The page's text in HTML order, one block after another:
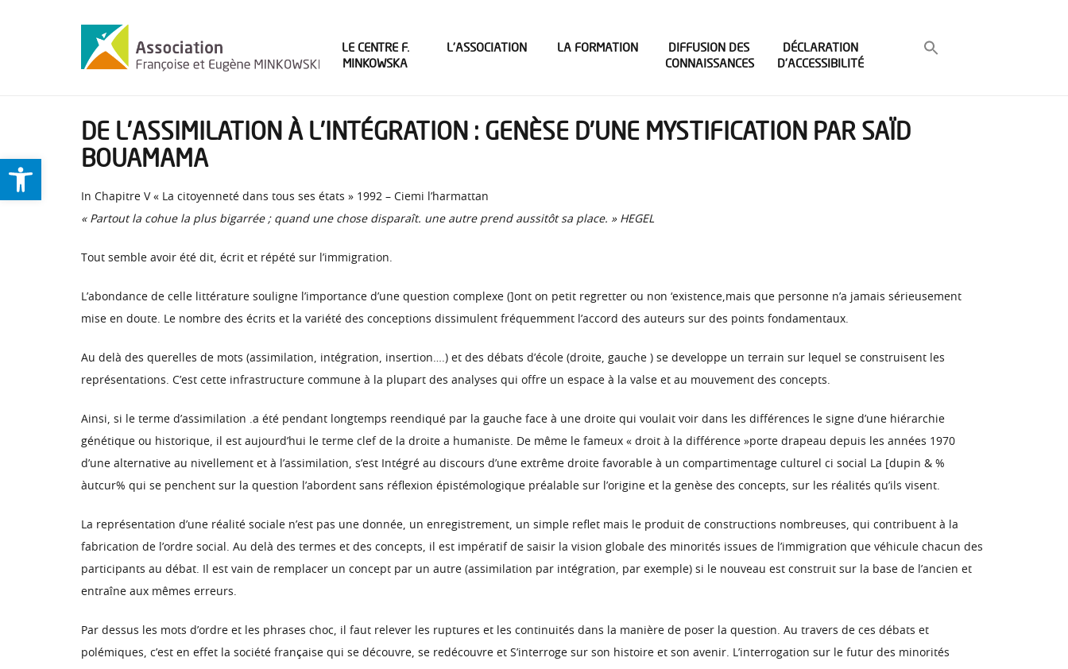
Ouvrir la barre d’outils
LE CENTRE F.
MINKOWSKA
L’ASSOCIATION LA FORMATION
DIFFUSION DES
CONNAISSANCES
DÉCLARATION
D’ACCESSIBILITÉ
DE L’ASSIMILATION À L’INTÉGRATION : GENÈSE D’UNE MYSTIFICATION PAR SAÏD
BOUAMAMA
In Chapitre V « La citoyenneté dans tous ses états » 1992 – Ciemi l’harmattan
« Partout la cohue la plus bigarrée ; quand une chose disparaît. une autre prend aussitôt sa place. » HEGEL
Tout semble avoir été dit, écrit et répété sur l’immigration.
L’abondance de celle littérature souligne l’importance d’une question complexe (]ont on petit regretter ou non ‘existence,mais que personne n’a jamais sérieusement
mise en doute. Le nombre des écrits et la variété des conceptions dissimulent fréquemment l’accord des auteurs sur des points fondamentaux.
Au delà des querelles de mots (assimilation, intégration, insertion….) et des débats d’école (droite, gauche ) se developpe un terrain sur lequel se construisent les
représentations. C’est cette infrastructure commune à la plupart des analyses qui offre un espace à la valse et au mouvement des concepts.
Ainsi, si le terme d’assimilation .a été pendant longtemps reendiqué par la gauche face à une droite qui voulait voir dans les différences le signe d’une hiérarchie
génétique ou historique, il est aujourd’hui le terme clef de la droite a humaniste. De même le fameux « droit à la différence »porte drapeau depuis les années 1970
d’une alternative au nivellement et à l’assimilation, s’est Intégré au discours d’une extrême droite favorable à un compartimentage culturel ci social La [dupin & %
àutcur% qui se penchent sur la question l’abordent sans réflexion épistémologique préalable sur l’origine et la genèse des concepts, sur les réalités qu’ils visent.
La représentation d’une réalité sociale n’est pas une donnée, un enregistrement, un simple reflet mais le produit de constructions nombreuses, qui contribuent à la
fabrication de l’ordre social. Au delà des termes et des concepts, il est impératif de saisir la vision globale des minorités issues de l’immigration que véhicule chacun des
participants au débat. Il est vain de remplacer un concept par un autre (assimilation par intégration, par exemple) si le nouveau est construit sur la base de l’ancien et
entraîne aux mêmes erreurs.
Par dessus les mots d’ordre et les phrases choc, il faut relever les ruptures et les continuités dans la manière de poser la question. Au travers de ces débats et
polémiques, c’est en effet la société française qui se découvre, se redécouvre et S’interroge sur son histoire et son avenir. L’interrogation sur le futur des minorités